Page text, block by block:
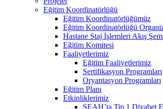
Eğitim Koordinatörlüğü
Eğitim Koordinatörlüğümüz
Eğitim Koordinatörlüğü
Hastane Staj İşlemleri Akış
Eğitim Komitesi
Faaliyetlerimiz
Eğitim Faaliyetlerimiz
Sertifikasyon Programları
Oryantasyon Programları
Eğitim Planı
Etkinliklerimiz
SEAH’ta Tip 1 Diyabet